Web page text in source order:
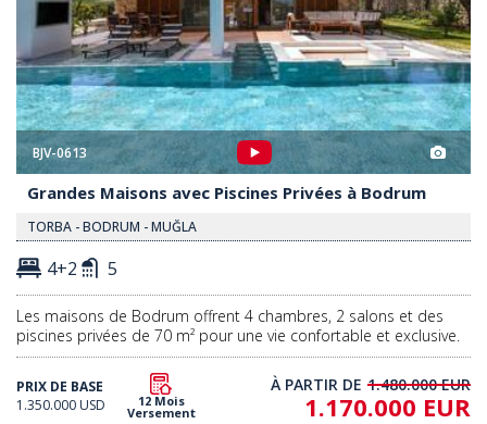
BJV-0613
Grandes Maisons avec Piscines Privées à Bodrum
TORBA - BODRUM - MUĞLA
4+2 5
Les maisons de Bodrum offrent 4 chambres, 2 salons et des
piscines privées de 70 m² pour une vie confortable et exclusive.
PRIX DE BASE
1.350.000 USD
12 Mois
Versement
À PARTIR DE 1.480.000 EUR
1.170.000 EUR